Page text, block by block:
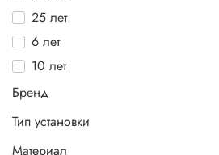
25 лет
6 лет
10 лет
Бренд
Тип установки
Материал